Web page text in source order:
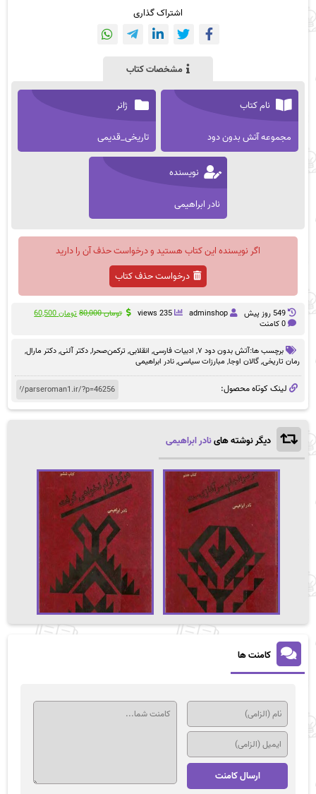
اشتراک گذاری
مشخصات کتاب
نام کتاب
مجموعه آتش بدون دود
ژانر
تاریخی_قدیمی
نویسنده
نادر ابراهیمی
اگر نویسنده این کتاب هستید و درخواست حذف آن را دارید
درخواست حذف کتاب
549 روز پيش adminshop
235 views تومان80,000
قیمت
بود.
تومان60,500
قیمت
0 کامنت
برچسب ها:آتش بدون دود ۷ , ادبیات فارسی, انقلابی, ترکمن‌صحرا,دکتر آلنی,دکتر مارال,
رمان تاریخی,گالان اوجا, مبارزات سیاسی,نادر ابراهیمی
لینک کوتاه محصول:
دیگر نوشته هاینادر ابراهیمی
کامنت ها